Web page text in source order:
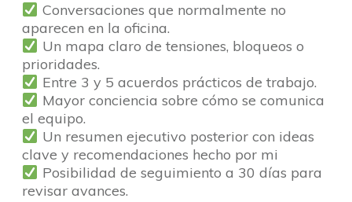
Conversaciones que normalmente no
aparecen en la oficina.
Un mapa claro de tensiones, bloqueos o
prioridades.
Entre 3 y 5 acuerdos prácticos de trabajo.
Mayor conciencia sobre cómo se comunica
el equipo.
Un resumen ejecutivo posterior con ideas
clave y recomendaciones hecho por mi
Posibilidad de seguimiento a 30 días para
revisar avances.